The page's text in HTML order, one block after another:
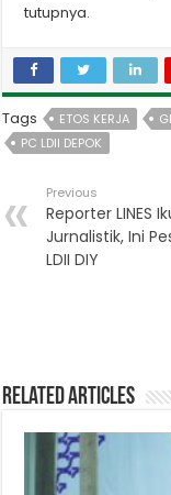
tutupnya.
Tags ETOS KERJA
PC LDII DEPOK
Previous
Reporter LINES
Jurnalistik, Ini
LDII DIY
Related Articles